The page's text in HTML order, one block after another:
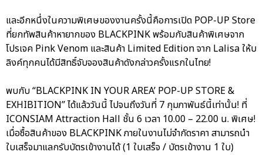
และอีกหนึ่งในความพิเศษของงานครั้งนี้คือการเปิด POP-UP Store
ที่ยกทัพสินค้าหายากของ BLACKPINK พร้อมกับสินค้าพิเศษจาก
โปรเจค Pink Venom และสินค้า Limited Edition จาก Lalisa ให้บ
ลิงค์ทุกคนได้มีสิทธิ์จับจองสินค้าดังกล่าวครั้งแรกในไทย!
พบกับ “BLACKPINK IN YOUR AREA’ POP-UP STORE &
EXHIBITION” ได้แล้ววันนี้ ไปจนถึงวันที่ 7 กุมภาพันธ์นี้เท่านั้น! ที่
ICONSIAM Attraction Hall ชั้น 6 เวลา 10.00 – 22.00 น. พิเศษ!
เมื่อซื้อสินค้าของ BLACKPINK ภายในงานไม่จำกัดราคา สามารถนำ
ใบเสร็จมาแลกรับบัตรเข้างานได้ (1 ใบเสร็จ / บัตรเข้างาน 1 ใบ)